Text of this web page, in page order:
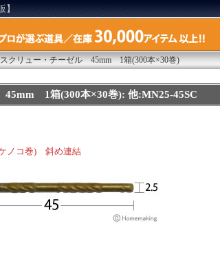
】
クリュー・チーゼル 45mm 1箱(300本×30巻)
1箱(300本×30巻): 他:MN25-45SC
ノコ巻) 斜め連結